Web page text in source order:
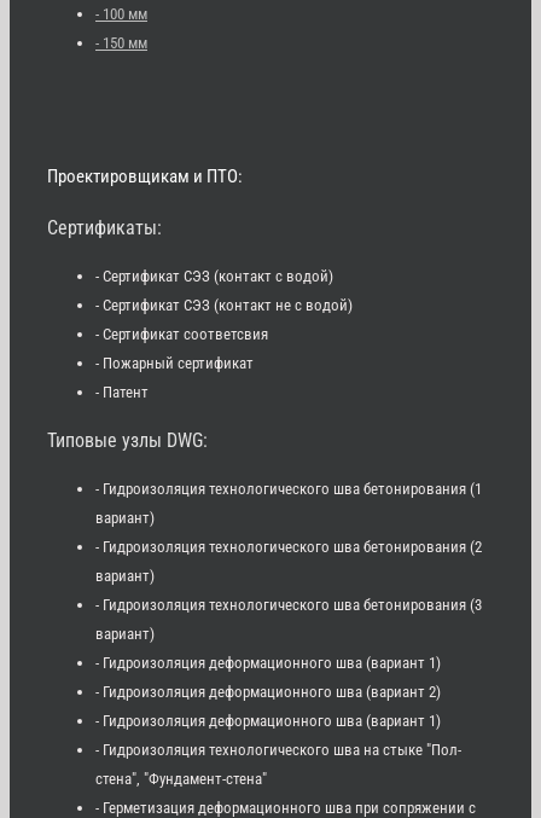
- 100 мм
- 150 мм
Проектировщикам и ПТО:
Сертификаты:
- Сертификат СЭЗ (контакт с водой)
- Сертификат СЭЗ (контакт не с водой)
- Сертификат соответсвия
- Пожарный сертификат
- Патент
Типовые узлы DWG:
- Гидроизоляция технологического шва бетонирования (1
вариант)
- Гидроизоляция технологического шва бетонирования (2
вариант)
- Гидроизоляция технологического шва бетонирования (3
вариант)
- Гидроизоляция деформационного шва (вариант 1)
- Гидроизоляция деформационного шва (вариант 2)
- Гидроизоляция деформационного шва (вариант 1)
- Гидроизоляция технологического шва на стыке "Пол-
стена", "Фундамент-стена"
- Герметизация деформационного шва при сопряжении с